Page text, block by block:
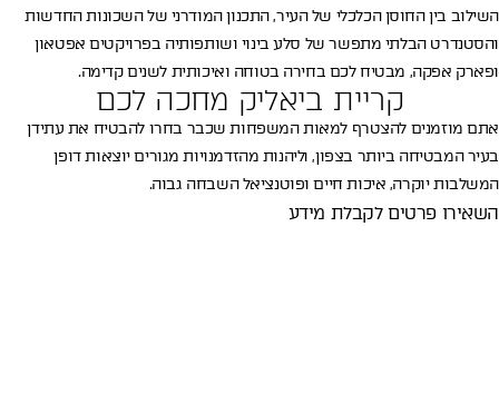
השילוב בין החוסן הכלכלי של העיר, התכנון המודרני של השכונות החדשות
והסטנדרט הבלתי מתפשר של סלע בינוי ושותפותיה בפרויקטים אפטאון
ופארק אפקה, מבטיח לכם בחירה בטוחה ואיכותית לשנים קדימה.
קריית ביאליק מחכה לכם
אתם מוזמנים להצטרף למאות המשפחות שכבר בחרו להבטיח את עתידן
בעיר המבטיחה ביותר בצפון, וליהנות מהזדמנויות מגורים יוצאות דופן
המשלבות יוקרה, איכות חיים ופוטנציאל השבחה גבוה.
השאירו פרטים לקבלת מידע